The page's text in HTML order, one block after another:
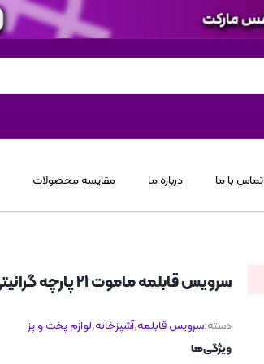
تماس با ما درباره ما مقایسه محصولات
سرویس قابلمه ماموت ۲۱ پارچه گرانیتی
دسته:سرویس قابلمه,آشپزخانه,لوازم پخت و پز
ویژگی‌ها